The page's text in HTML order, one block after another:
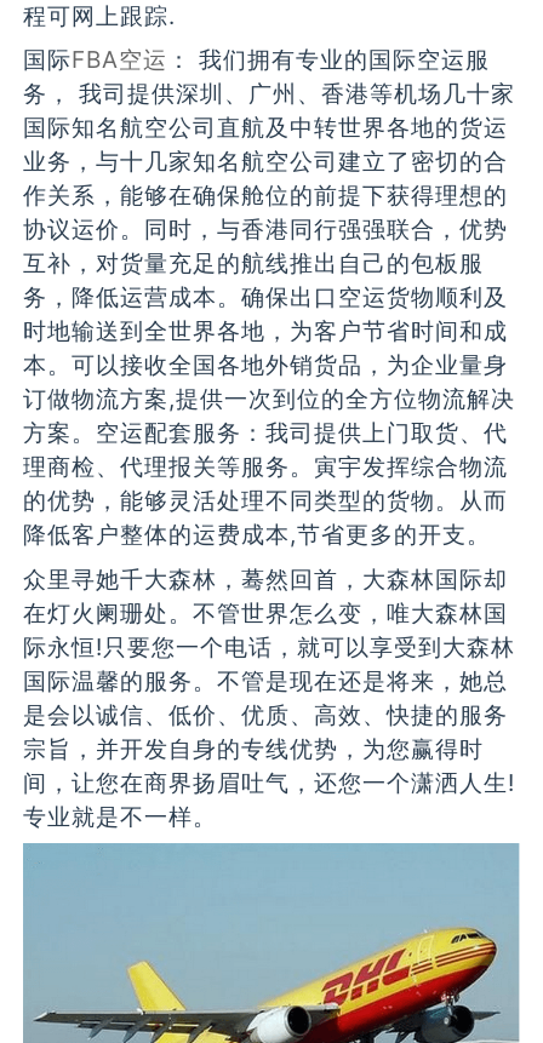
程可网上跟踪.
国际FBA空运 ： 我们拥有专业的国际空运服
务， 我司提供深圳、广州、香港等机场几十家
国际知名航空公司直航及中转世界各地的货运
业务，与十几家知名航空公司建立了密切的合
作关系，能够在确保舱位的前提下获得理想的
协议运价。同时，与香港同行强强联合，优势
互补，对货量充足的航线推出自己的包板服
务，降低运营成本。确保出口空运货物顺利及
时地输送到全世界各地，为客户节省时间和成
本。可以接收全国各地外销货品，为企业量身
订做物流方案,提供一次到位的全方位物流解决
方案。空运配套服务：我司提供上门取货、代
理商检、代理报关等服务。寅宇发挥综合物流
的优势，能够灵活处理不同类型的货物。从而
降低客户整体的运费成本,节省更多的开支。
众里寻她千大森林，蓦然回首，大森林国际却
在灯火阑珊处。不管世界怎么变，唯大森林国
际永恒!只要您一个电话，就可以享受到大森林
国际温馨的服务。不管是现在还是将来，她总
是会以诚信、低价、优质、高效、快捷的服务
宗旨，并开发自身的专线优势，为您赢得时
间，让您在商界扬眉吐气，还您一个潇洒人生!
专业就是不一样。